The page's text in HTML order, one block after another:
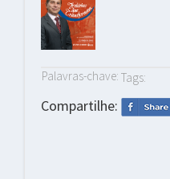
Palavras-chave: Tags:
Compartilhe: